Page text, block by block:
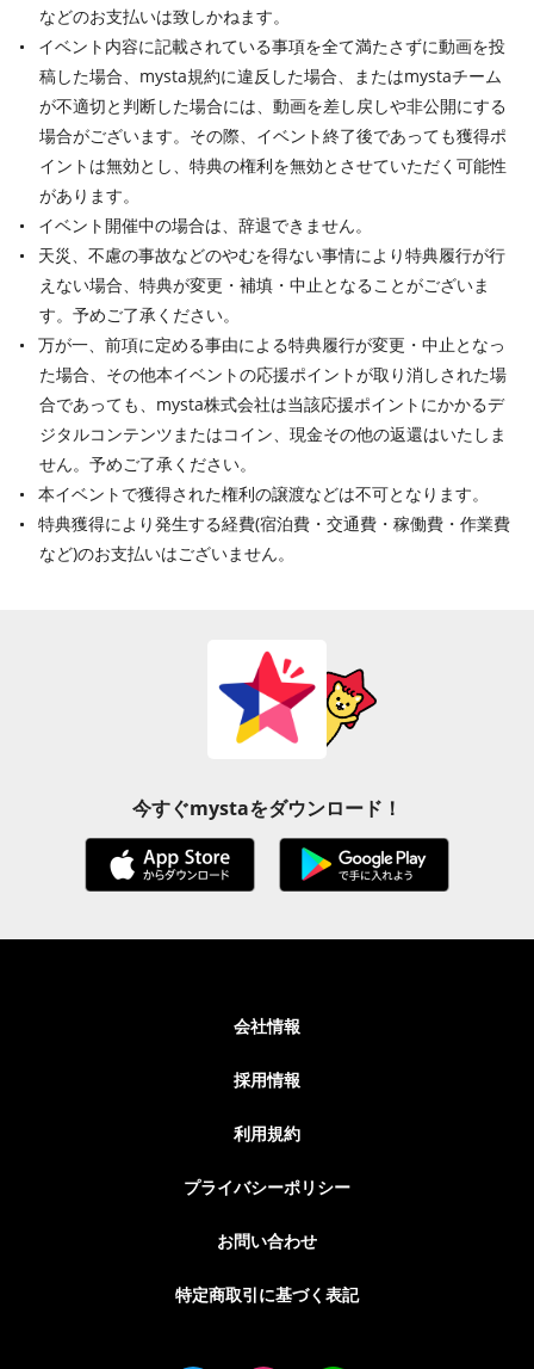
などのお支払いは致しかねます。
イベント内容に記載されている事項を全て満たさずに動画を投
稿した場合、mysta規約に違反した場合、またはmystaチーム
が不適切と判断した場合には、動画を差し戻しや非公開にする
場合がございます。その際、イベント終了後であっても獲得ポ
イントは無効とし、特典の権利を無効とさせていただく可能性
があります。
イベント開催中の場合は、辞退できません。
天災、不慮の事故などのやむを得ない事情により特典履行が行
えない場合、特典が変更・補填・中止となることがございま
す。予めご了承ください。
万が一、前項に定める事由による特典履行が変更・中止となっ
た場合、その他本イベントの応援ポイントが取り消しされた場
合であっても、mysta株式会社は当該応援ポイントにかかるデ
ジタルコンテンツまたはコイン、現金その他の返還はいたしま
せん。予めご了承ください。
本イベントで獲得された権利の譲渡などは不可となります。
特典獲得により発生する経費(宿泊費・交通費・稼働費・作業費
など)のお支払いはございません。
今すぐmystaをダウンロード！
会社情報
採用情報
利用規約
プライバシーポリシー
お問い合わせ
特定商取引に基づく表記